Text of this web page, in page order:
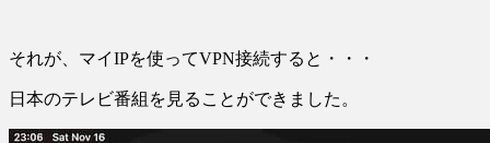
それが、マイIPを使ってVPN接続すると・・・
日本のテレビ番組を見ることができました。